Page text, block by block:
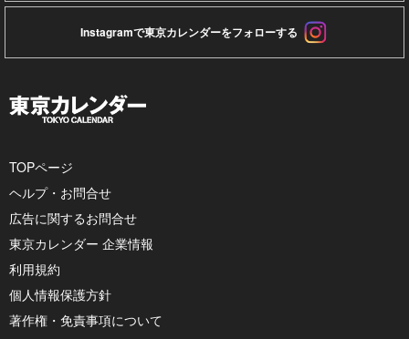
Instagramで東京カレンダーをフォローする
TOPページ
ヘルプ・お問合せ
広告に関するお問合せ
東京カレンダー 企業情報
利用規約
個人情報保護方針
著作権・免責事項について